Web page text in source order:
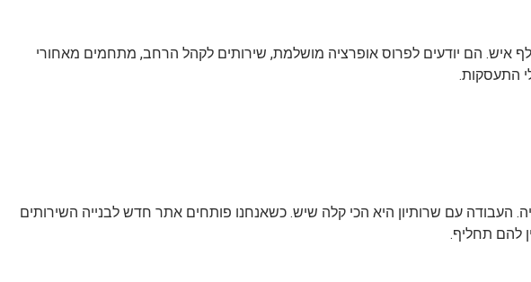
עם שרותיון כבר שנים. עשינו ביחד הכל, מאירועים קטנים ועד הפקות ענק בפארק הירקון עם למעלה מ- 40 אלף איש. הם יודעים לפרוס אופרציה מושלמת, שירותים לקהל הרחב, מתחמים מאחורי
התעסקות.
העבודה עם שרותיון היא הכי קלה שיש. כשאנחנו פותחים אתר חדש לבנייה השירותים
להם תחליף.